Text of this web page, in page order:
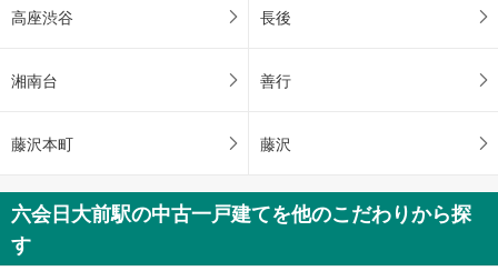
高座渋谷 長後
湘南台 善行
藤沢本町 藤沢
六会日大前駅の中古一戸建てを他のこだわりから探
す